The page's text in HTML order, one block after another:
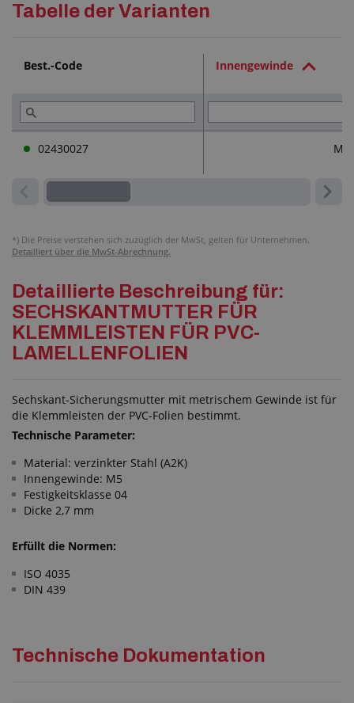
Tabelle der Varianten
Best.-Code Innengewinde
02430027 M5
*) Die Preise verstehen sich zuzüglich der MwSt, gelten für Unternehmen.
Detailliert über die MwSt-Abrechnung.
Detaillierte Beschreibung für:
SECHSKANTMUTTER FÜR
KLEMMLEISTEN FÜR PVC-
LAMELLENFOLIEN
Sechskant-Sicherungsmutter mit metrischem Gewinde ist für
die Klemmleisten der PVC-Folien bestimmt.
Technische Parameter:
Material: verzinkter Stahl (A2K)
Innengewinde: M5
Festigkeitsklasse 04
Dicke 2,7 mm
Erfüllt die Normen:
ISO 4035
DIN 439
Technische Dokumentation